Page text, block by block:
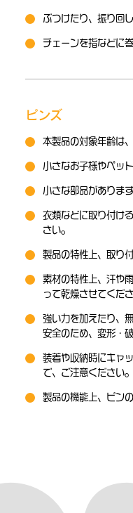
ぶつけたり、振り回
チェーンを指などに
ピンズ
本製品の対象年齢は
小さなお子様やペッ
小さな部品がありま
衣類などに取り付け
さい。
製品の特性上、取り
素材の特性上、汗や
って乾燥させてくださ
強い力を加えたり、
安全のため、変形・
装着や収納時にキャ
で、ご注意ください。
製品の機能上、ピン